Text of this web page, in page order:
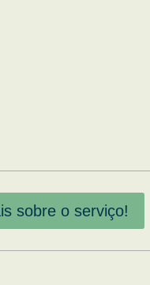
sobre o serviço!